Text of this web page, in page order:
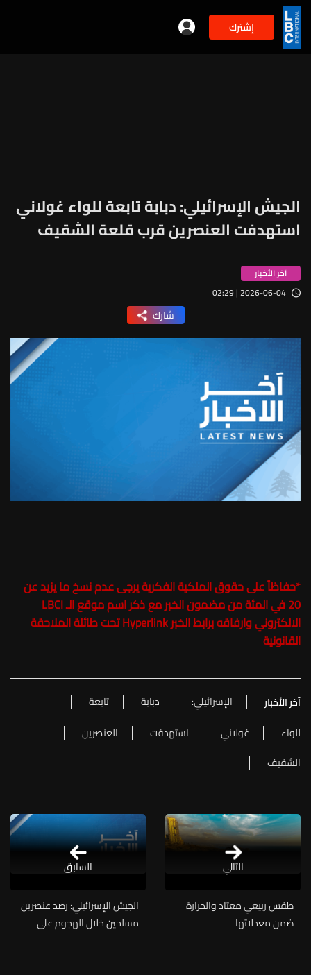
إشترك
الجيش الإسرائيلي: دبابة تابعة للواء غولاني
استهدفت العنصرين قرب قلعة الشقيف
آخر الأخبار
2026-06-04 | 02:29
شارك
*حفاظاً على حقوق الملكية الفكرية يرجى عدم نسخ ما يزيد عن
20 في المئة من مضمون الخبر مع ذكر اسم موقع الـ LBCI
الالكتروني وارفاقه برابط الخبر Hyperlink تحت طائلة الملاحقة
القانونية
آخر الأخبار الإسرائيلي: دبابة
تابعة
للواء
غولاني استهدفت
العنصرين
الشقيف
التالي
طقس ربيعي معتاد والحرارة
ضمن معدلاتها
الجيش الإسرائيلي: رصد عنصرين
مسلحين خلال الهجوم على
السابق